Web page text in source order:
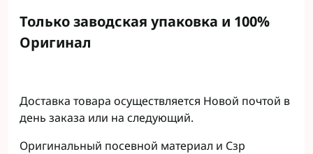
Только заводская упаковка и 100%
Оригинал
Доставка товара осуществляется Новой почтой в
день заказа или на следующий.
Оригинальный посевной материал и Сзр